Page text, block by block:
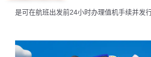
是可在航班出发前24小时办理值机手续并发